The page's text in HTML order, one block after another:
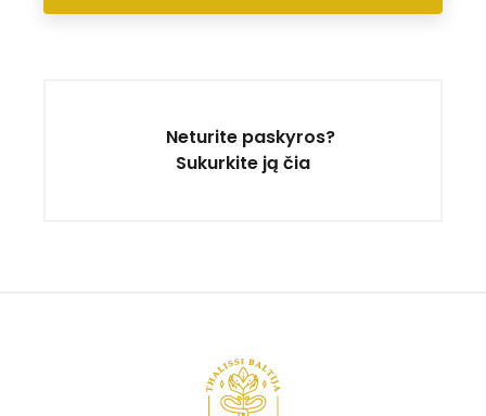
Neturite paskyros?
Sukurkite ją čia